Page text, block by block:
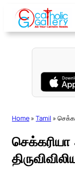
content
Home » Tamil »
செக்கரியா